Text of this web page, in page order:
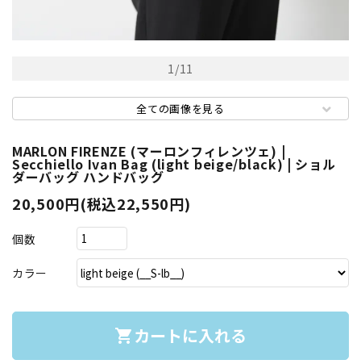
1/11
全ての画像を見る
MARLON FIRENZE (マーロンフィレンツェ) |
Secchiello Ivan Bag (light beige/black) | ショル
ダーバッグ ハンドバッグ
20,500円(税込22,550円)
個数
カラー
shopping_cart カートに入れる